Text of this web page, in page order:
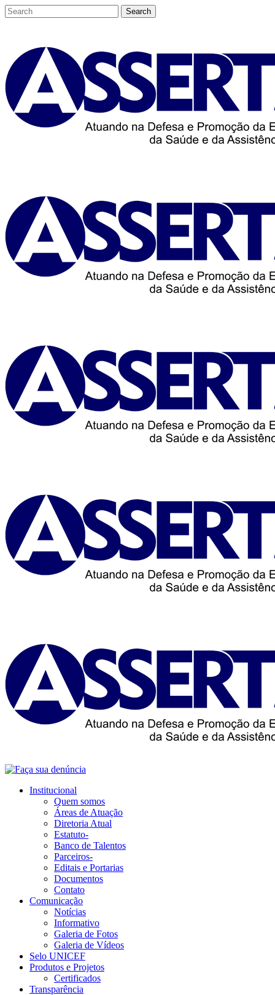
Institucional
Quem somos
Áreas de Atuação
Diretoria Atual
Estatuto-
Banco de Talentos
Parceiros-
Editais e Portarias
Documentos
Contato
Comunicação
Notícias
Informativo
Galeria de Fotos
Galeria de Vídeos
Selo UNICEF
Produtos e Projetos
Certificados
Transparência